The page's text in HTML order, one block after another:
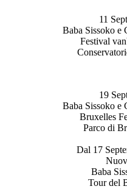
11
Baba Sissoko e
Festival
19
Baba Sissoko e
Bruxelles
Parco di
Dal 17
Baba
Tour del